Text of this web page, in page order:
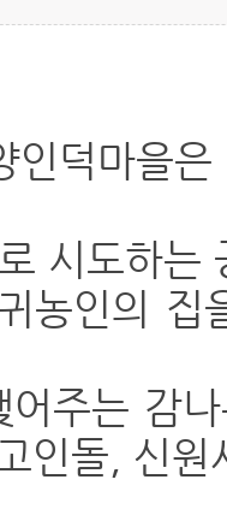
인덕마을
시도하는
농인의
주는 감
인돌, 신